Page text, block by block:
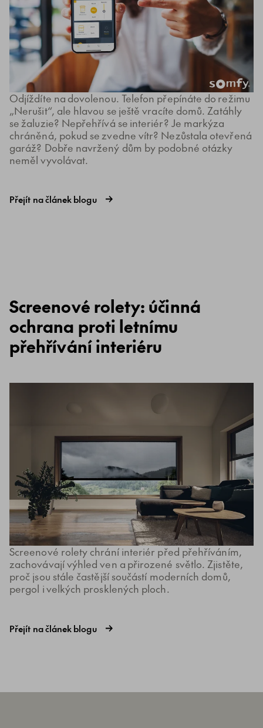
Odjíždíte na dovolenou. Telefon přepínáte do režimu
„Nerušit“, ale hlavou se ještě vracíte domů. Zatáhly
se žaluzie? Nepřehřívá se interiér? Je markýza
chráněná, pokud se zvedne vítr? Nezůstala otevřená
garáž? Dobře navržený dům by podobné otázky
neměl vyvolávat.
Přejít na článek blogu
Screenové rolety: účinná
ochrana proti letnímu
přehřívání interiéru
Screenové rolety chrání interiér před přehříváním,
zachovávají výhled ven a přirozené světlo. Zjistěte,
proč jsou stále častější součástí moderních domů,
pergol i velkých prosklených ploch.
Přejít na článek blogu